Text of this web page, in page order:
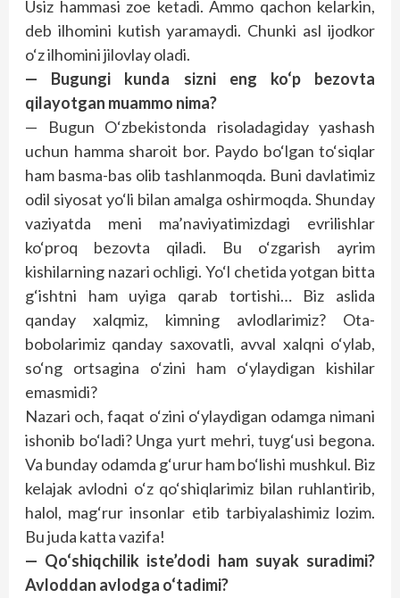
Usiz hammasi zoe ketadi. Ammo qachon kelarkin,
deb ilhomini kutish yaramaydi. Chunki asl ijodkor
o‘z ilhomini jilovlay oladi.
— Bugungi kunda sizni eng ko‘p bezovta
qilayotgan muammo nima?
— Bugun O‘zbekistonda risoladagiday yashash
uchun hamma sharoit bor. Paydo bo‘lgan to‘siqlar
ham basma-bas olib tashlanmoqda. Buni davlatimiz
odil siyosat yo‘li bilan amalga oshirmoqda. Shunday
vaziyatda meni ma’naviyatimizdagi evrilishlar
ko‘proq bezovta qiladi. Bu o‘zgarish ayrim
kishilarning nazari ochligi. Yo‘l chetida yotgan bitta
g‘ishtni ham uyiga qarab tortishi… Biz aslida
qanday xalqmiz, kimning avlodlarimiz? Ota-
bobolarimiz qanday saxovatli, avval xalqni o‘ylab,
so‘ng ortsagina o‘zini ham o‘ylaydigan kishilar
emasmidi?
Nazari och, faqat o‘zini o‘ylaydigan odamga nimani
ishonib bo‘ladi? Unga yurt mehri, tuyg‘usi begona.
Va bunday odamda g‘urur ham bo‘lishi mushkul. Biz
kelajak avlodni o‘z qo‘shiqlarimiz bilan ruhlantirib,
halol, mag‘rur insonlar etib tarbiyalashimiz lozim.
Bu juda katta vazifa!
— Qo‘shiqchilik iste’dodi ham suyak suradimi?
Avloddan avlodga o‘tadimi?